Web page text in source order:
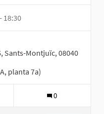
18:30
Sants-Montjuïc, 08040
planta 7a)
0